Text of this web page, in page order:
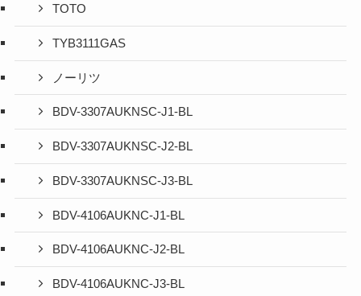
TOTO
TYB3111GAS
ノーリツ
BDV-3307AUKNSC-J1-BL
BDV-3307AUKNSC-J2-BL
BDV-3307AUKNSC-J3-BL
BDV-4106AUKNC-J1-BL
BDV-4106AUKNC-J2-BL
BDV-4106AUKNC-J3-BL